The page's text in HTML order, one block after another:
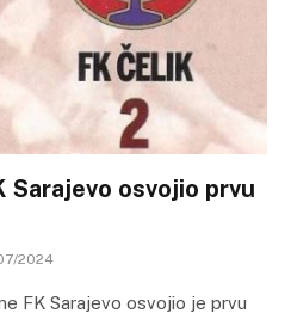
Sarajevo osvojio prvu
2024
FK Sarajevo osvojio je prvu